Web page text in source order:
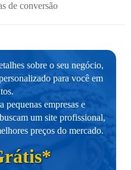
de conversão
sobre o seu negócio,
para você em
pequenas empresas e
um site profissional,
preços do mercado.